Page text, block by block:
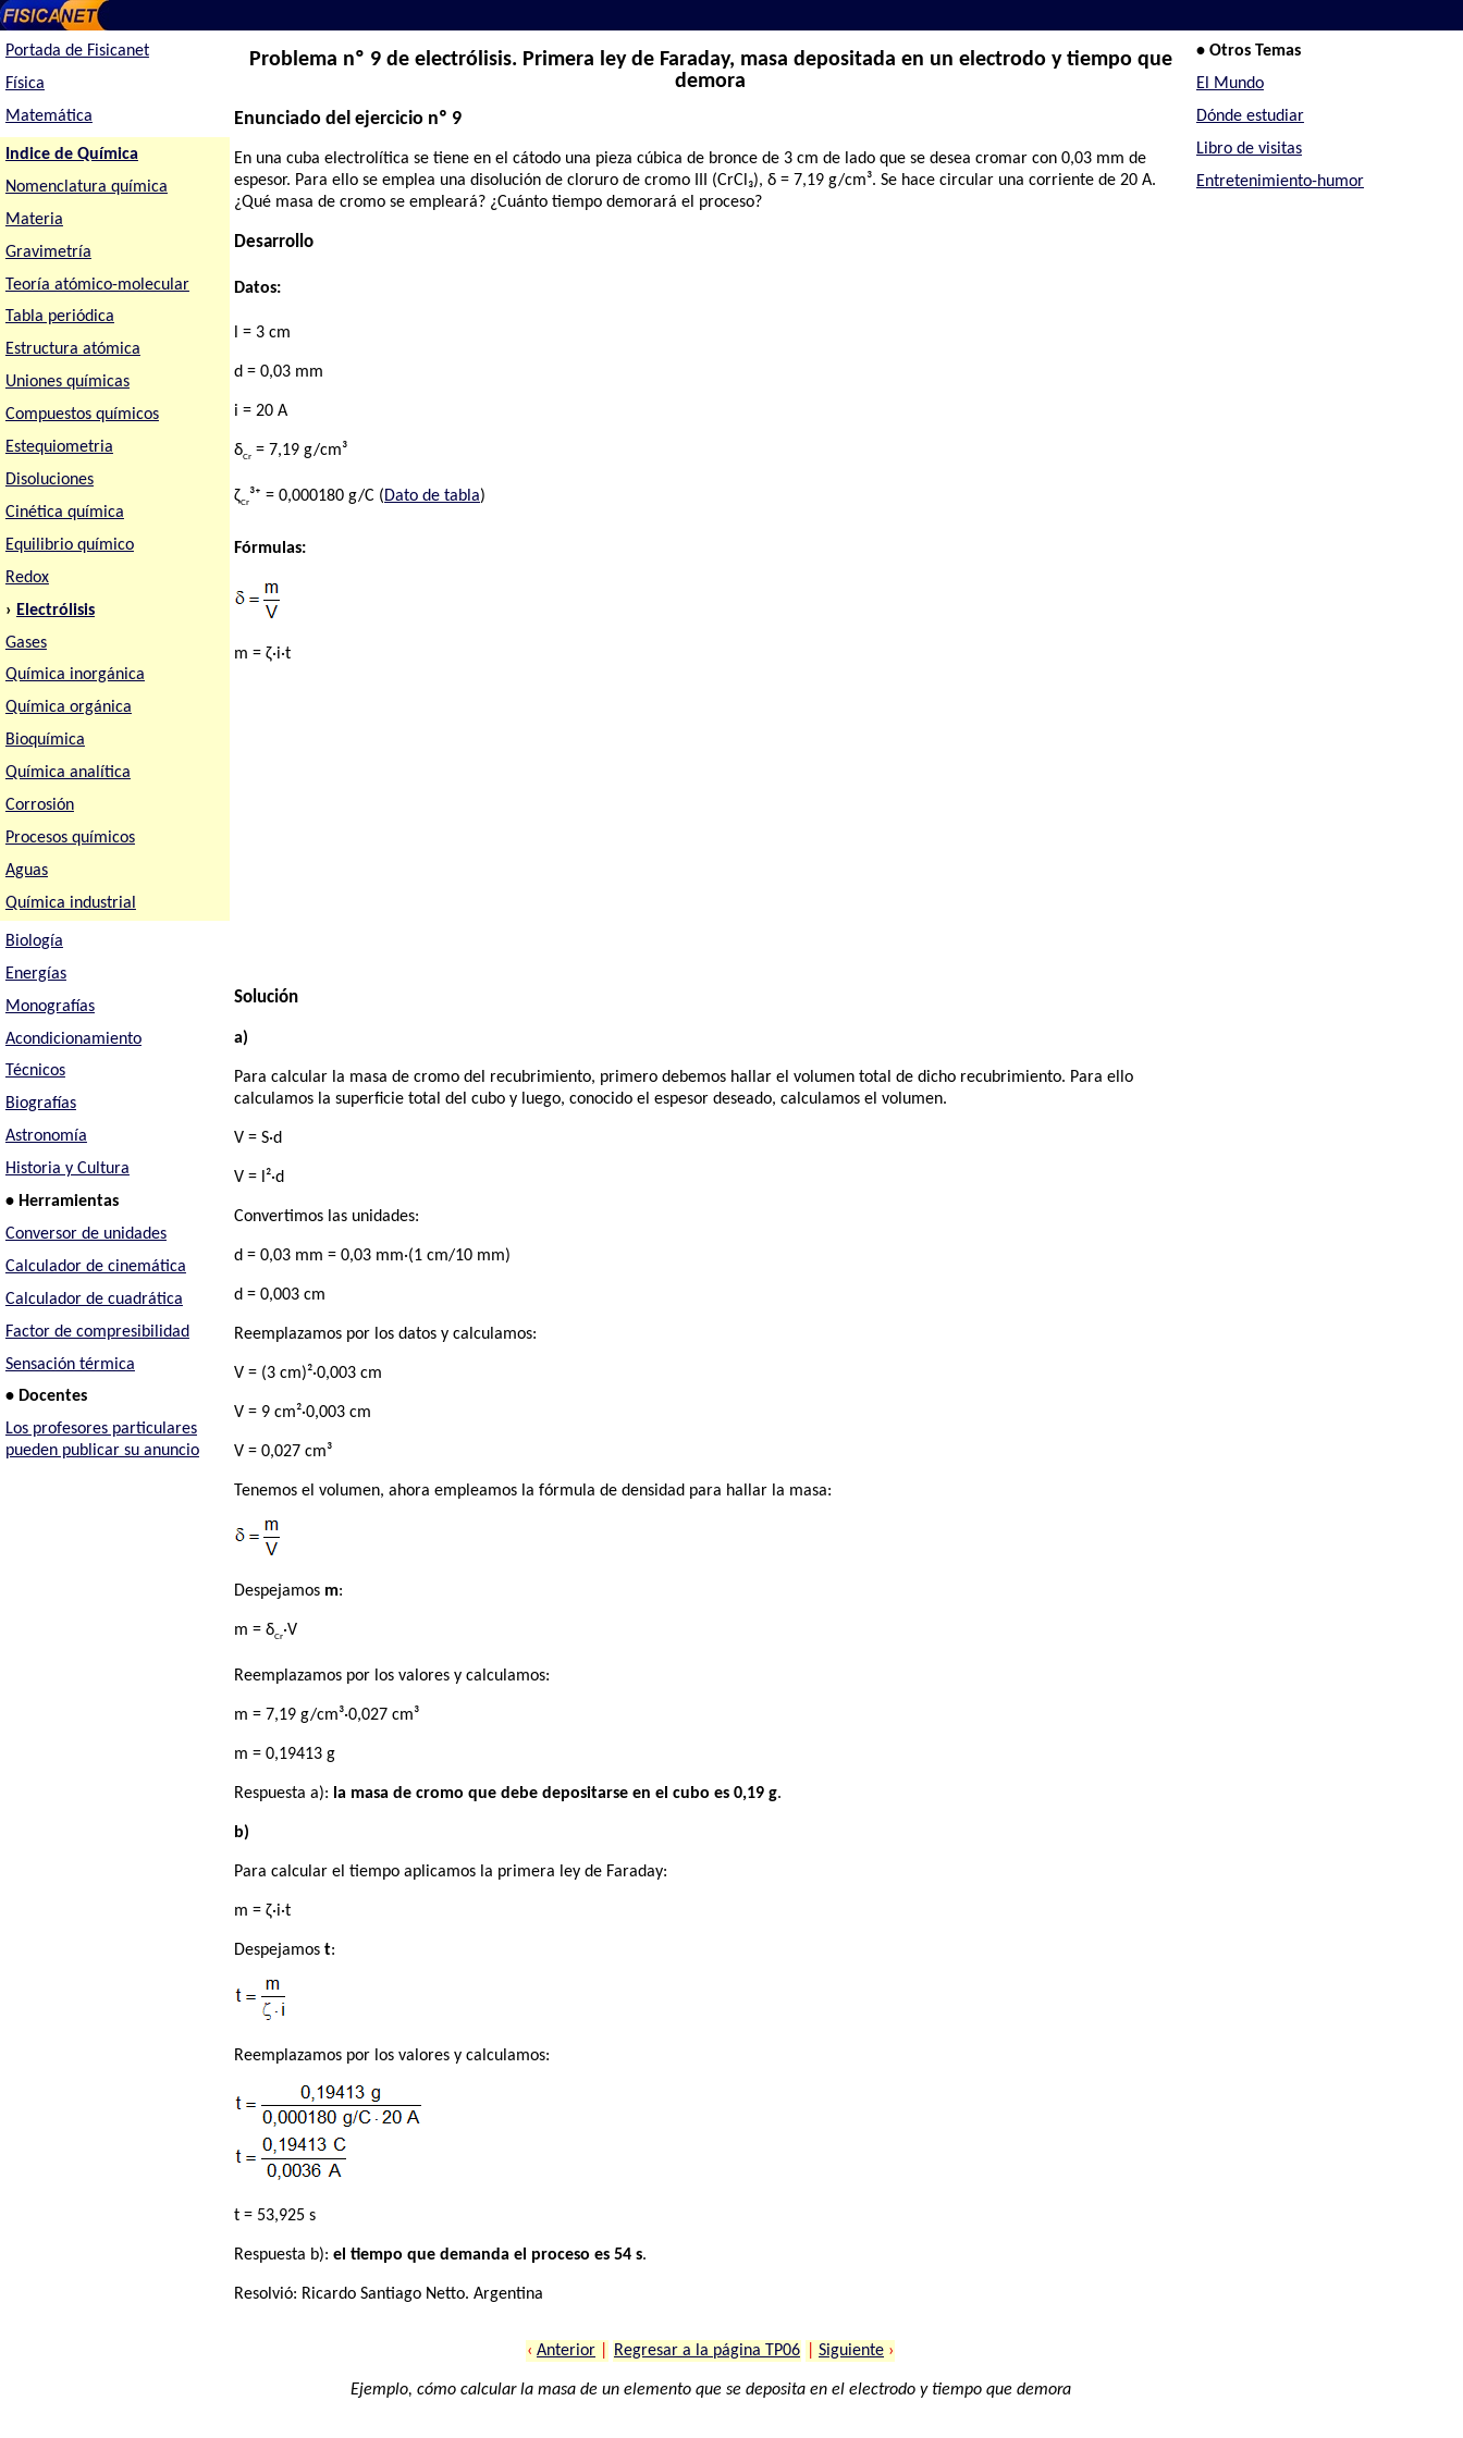
Portada de Fisicanet
Física
Matemática
Indice de Química
Nomenclatura química
Materia
Gravimetría
Teoría atómico-molecular
Tabla periódica
Estructura atómica
Uniones químicas
Compuestos químicos
Estequiometria
Disoluciones
Cinética química
Equilibrio químico
Redox
› Electrólisis
Gases
Química inorgánica
Química orgánica
Bioquímica
Química analítica
Corrosión
Procesos químicos
Aguas
Química industrial
Biología
Energías
Monografías
Acondicionamiento
Técnicos
Biografías
Astronomía
Historia y Cultura
• Herramientas
Conversor de unidades
Calculador de cinemática
Calculador de cuadrática
Factor de compresibilidad
Sensación térmica
• Docentes
Los profesores particulares
pueden publicar su anuncio
Problema nº 9 de electrólisis. Primera ley de Faraday, masa depositada en un electrodo y tiempo que
demora
Enunciado del ejercicio nº 9
En una cuba electrolítica se tiene en el cátodo una pieza cúbica de bronce de 3 cm de lado que se desea cromar con 0,03 mm de
espesor. Para ello se emplea una disolución de cloruro de cromo III (CrCl₃), δ = 7,19 g/cm³. Se hace circular una corriente de 20 A.
¿Qué masa de cromo se empleará? ¿Cuánto tiempo demorará el proceso?
Desarrollo
Datos:
l = 3 cm
d = 0,03 mm
i = 20 A
δCr = 7,19 g/cm³
ζCr³⁺ = 0,000180 g/C (Dato de tabla)
Fórmulas:
m = ζ·i·t
Solución
a)
Para calcular la masa de cromo del recubrimiento, primero debemos hallar el volumen total de dicho recubrimiento. Para ello
calculamos la superficie total del cubo y luego, conocido el espesor deseado, calculamos el volumen.
V = S·d
V = l²·d
Convertimos las unidades:
d = 0,03 mm = 0,03 mm·(1 cm/10 mm)
d = 0,003 cm
Reemplazamos por los datos y calculamos:
V = (3 cm)²·0,003 cm
V = 9 cm²·0,003 cm
V = 0,027 cm³
Tenemos el volumen, ahora empleamos la fórmula de densidad para hallar la masa:
Despejamos m:
m = δCr·V
Reemplazamos por los valores y calculamos:
m = 7,19 g/cm³·0,027 cm³
m = 0,19413 g
Respuesta a): la masa de cromo que debe depositarse en el cubo es 0,19 g.
b)
Para calcular el tiempo aplicamos la primera ley de Faraday:
m = ζ·i·t
Despejamost:
Reemplazamos por los valores y calculamos:
t = 53,925 s
Respuesta b):el tiempo que demanda el proceso es 54 s.
Resolvió: Ricardo Santiago Netto. Argentina
‹ Anterior Regresar a la página TP06 Siguiente ›
Ejemplo, cómo calcular la masa de un elemento que se deposita en el electrodo y tiempo que demora
• Otros Temas
El Mundo
Dónde estudiar
Libro de visitas
Entretenimiento-humor